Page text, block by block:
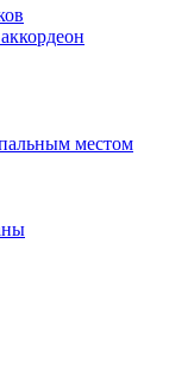
местом